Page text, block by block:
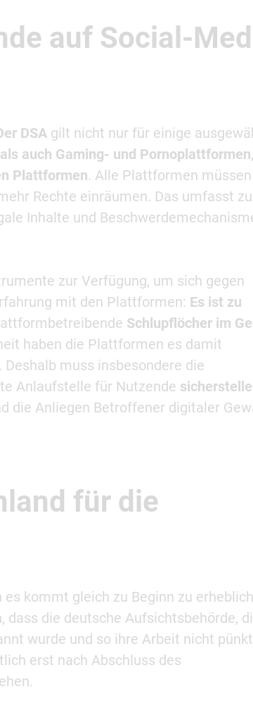
auf Social-
DSA gilt nicht nur für einige
auch Gaming- und Pornoplattformen,
Plattformen. Alle Plattformen
Rechte einräumen. Das umfasst
Inhalte und
zur Verfügung, um sich gegen
mit den Plattformen: Es ist zu
Schlupflöcher im
haben die Plattformen es damit
muss insbesondere die
Anlaufstelle für Nutzende
die Anliegen Betroffener digitaler
für die
kommt gleich zu Beginn zu
dass die deutsche Aufsichtsbehörde,
wurde und so ihre Arbeit nicht
erst nach Abschluss des